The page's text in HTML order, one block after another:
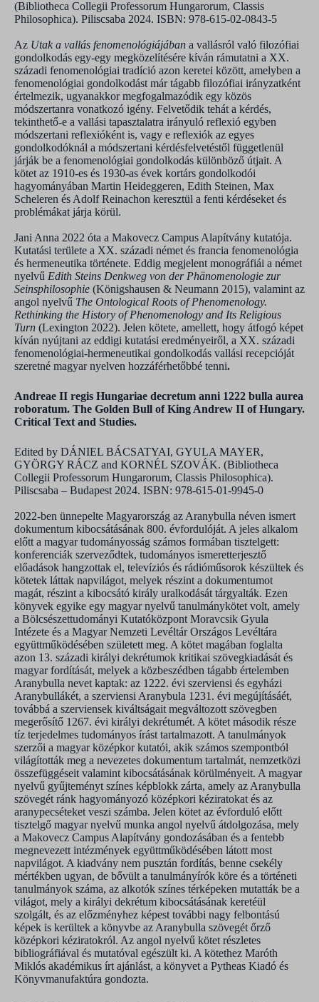
(Bibliotheca Collegii Professorum Hungarorum, Classis
Philosophica). Piliscsaba 2024. ISBN: 978-615-02-0843-5
Az Utak a vallás fenomenológiájában a vallásról való filozófiai
gondolkodás egy-egy megközelítésére kíván rámutatni a XX.
századi fenomenológiai tradíció azon keretei között, amelyben a
fenomenológiai gondolkodást már tágabb filozófiai irányzatként
értelmezik, ugyanakkor megfogalmazódik egy közös
módszertanra vonatkozó igény. Felvetődik tehát a kérdés,
tekinthető-e a vallási tapasztalatra irányuló reflexió egyben
módszertani reflexióként is, vagy e reflexiók az egyes
gondolkodóknál a módszertani kérdésfelvetéstől függetlenül
járják be a fenomenológiai gondolkodás különböző útjait. A
kötet az 1910-es és 1930-as évek kortárs gondolkodói
hagyományában Martin Heideggeren, Edith Steinen, Max
Scheleren és Adolf Reinachon keresztül a fenti kérdéseket és
problémákat járja körül.
Jani Anna 2022 óta a Makovecz Campus Alapítvány kutatója.
Kutatási területe a XX. századi német és francia fenomenológia
és hermeneutika története. Eddig megjelent monográfiái a német
nyelvű Edith Steins Denkweg von der Phänomenologie zur
Seinsphilosophie (Königshausen & Neumann 2015), valamint az
angol nyelvű The Ontological Roots of Phenomenology.
Rethinking the History of Phenomenology and Its Religious
Turn (Lexington 2022). Jelen kötete, amellett, hogy átfogó képet
kíván nyújtani az eddigi kutatási eredményeiről, a XX. századi
fenomenológiai-hermeneutikai gondolkodás vallási recepcióját
szeretné magyar nyelven hozzáférhetőbbé tenni.
Andreae II regis Hungariae decretum anni 1222 bulla aurea
roboratum. The Golden Bull of King Andrew II of Hungary.
Critical Text and Studies.
Edited by DÁNIEL BÁCSATYAI, GYULA MAYER,
GYÖRGY RÁCZ and KORNÉL SZOVÁK. (Bibliotheca
Collegii Professorum Hungarorum, Classis Philosophica).
Piliscsaba – Budapest 2024. ISBN: 978-615-01-9945-0
2022-ben ünnepelte Magyarország az Aranybulla néven ismert
dokumentum kibocsátásának 800. évfordulóját. A jeles alkalom
előtt a magyar tudományosság számos formában tisztelgett:
konferenciák szerveződtek, tudományos ismeretterjesztő
előadások hangzottak el, televíziós és rádióműsorok készültek és
kötetek láttak napvilágot, melyek részint a dokumentumot
magát, részint a kibocsátó király uralkodását tárgyalták. Ezen
könyvek egyike egy magyar nyelvű tanulmánykötet volt, amely
a Bölcsészettudományi Kutatóközpont Moravcsik Gyula
Intézete és a Magyar Nemzeti Levéltár Országos Levéltára
együttműködésében született meg. A kötet magában foglalta
azon 13. századi királyi dekrétumok kritikai szövegkiadását és
magyar fordítását, melyek a közbeszédben tágabb értelemben
Aranybulla nevet kaptak: az 1222. évi szerviensi és egyházi
Aranybullákét, a szerviensi Aranybula 1231. évi megújításáét,
továbbá a szerviensek kiváltságait megváltozott szövegben
megerősítő 1267. évi királyi dekrétumét. A kötet második része
tíz terjedelmes tudományos írást tartalmazott. A tanulmányok
szerzői a magyar középkor kutatói, akik számos szempontból
világították meg a nevezetes dokumentum tartalmát, nemzetközi
összefüggéseit valamint kibocsátásának körülményeit. A magyar
nyelvű gyűjteményt színes képblokk zárta, amely az Aranybulla
szövegét ránk hagyományozó középkori kéziratokat és az
aranypecséteket veszi számba. Jelen kötet az évforduló előtt
tisztelgő magyar nyelvű munka angol nyelvű átdolgozása, mely
a Makovecz Campus Alapítvány gondozásában és a fentebb
megnevezett intézmények együttműködésében látott most
napvilágot. A kiadvány nem pusztán fordítás, benne csekély
mértékben ugyan, de bővült a tanulmányírók köre és a történeti
tanulmányok száma, az alkotók színes térképeken mutatták be a
világot, mely a királyi dekrétum kibocsátásának keretéül
szolgált, és az előzményhez képest további nagy felbontású
képek is kerültek a könyvbe az Aranybulla szövegét őrző
középkori kéziratokról. Az angol nyelvű kötet részletes
bibliográfiával és mutatóval egészült ki. A kötethez Maróth
Miklós akadémikus írt ajánlást, a könyvet a Pytheas Kiadó és
Könyvmanufaktúra gondozta.